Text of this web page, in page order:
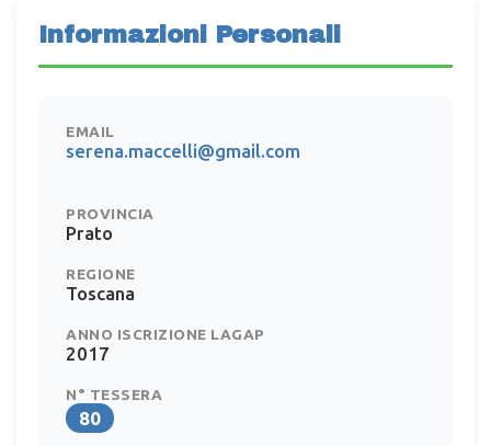
Informazioni Personali
EMAIL
serena.maccelli@gmail.com
PROVINCIA
Prato
REGIONE
Toscana
ANNO ISCRIZIONE LAGAP
2017
N° TESSERA
80